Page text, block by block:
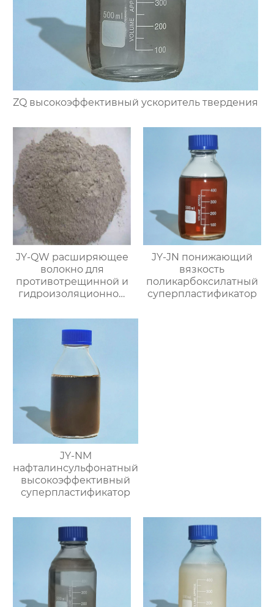
ZQ высокоэффективный ускоритель твердения
JY-QW расширяющее
волокно для
противотрещинной и
гидроизоляционной
JY-JN понижающий
вязкость
поликарбоксилатный
суперпластификатор
JY-NM
нафталинсульфонатный
высокоэффективный
суперпластификатор